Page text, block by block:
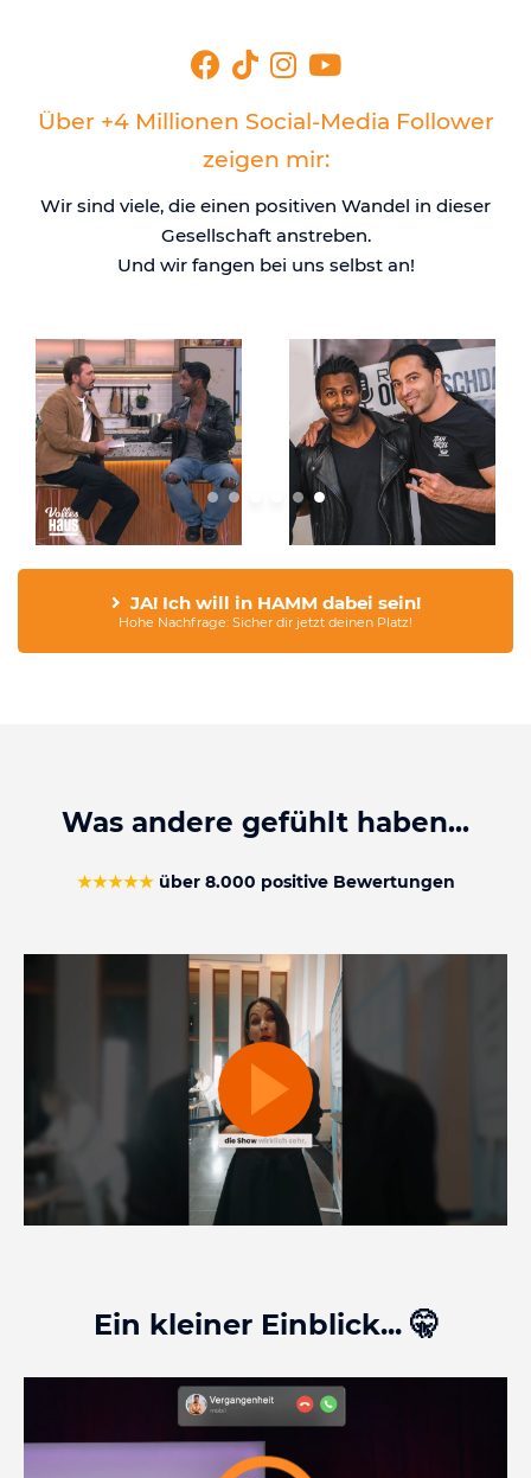
Über +4 Millionen Social-Media Follower
zeigen mir:
Wir sind viele, die einen positiven Wandel in dieser
Gesellschaft anstreben.
Und wir fangen bei uns selbst an!
JA! Ich will in HAMM dabei sein!
Hohe Nachfrage: Sicher dir jetzt deinen Platz!
Was andere gefühlt haben...
★★★★★über 8.000 positive Bewertungen
Ein kleiner Einblick... 🤫